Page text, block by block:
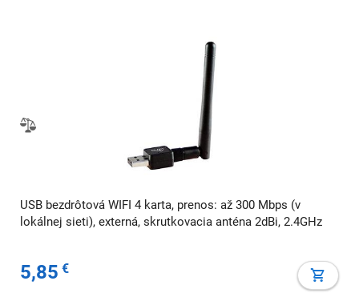
USB bezdrôtová WIFI 4 karta, prenos: až 300 Mbps (v
lokálnej sieti), externá, skrutkovacia anténa 2dBi, 2.4GHz
5,85 €